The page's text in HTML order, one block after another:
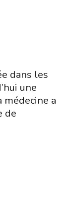
dans les
une
médecine a
de